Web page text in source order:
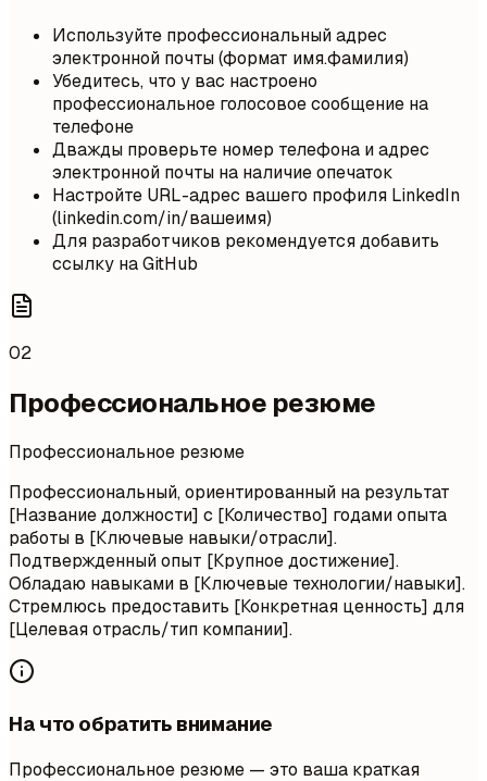
Используйте профессиональный адрес
электронной почты (формат имя.фамилия)
Убедитесь, что у вас настроено
профессиональное голосовое сообщение на
телефоне
Дважды проверьте номер телефона и адрес
электронной почты на наличие опечаток
Настройте URL-адрес вашего профиля LinkedIn
(linkedin.com/in/вашеимя)
Для разработчиков рекомендуется добавить
ссылку на GitHub
02
Профессиональное резюме
Профессиональное резюме
Профессиональный, ориентированный на результат
[Название должности] с [Количество] годами опыта
работы в [Ключевые навыки/отрасли].
Подтвержденный опыт [Крупное достижение].
Обладаю навыками в [Ключевые технологии/навыки].
Стремлюсь предоставить [Конкретная ценность] для
[Целевая отрасль/тип компании].
На что обратить внимание
Профессиональное резюме — это ваша краткая